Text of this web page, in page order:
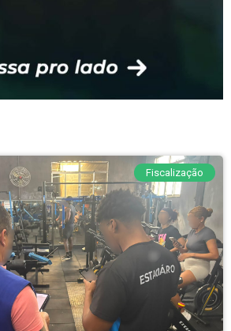
Fiscalização